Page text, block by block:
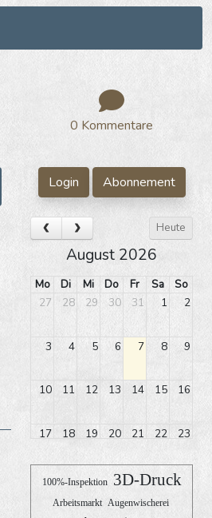
0 Kommentare
100%-Inspektion 3D-Druck
Arbeitsmarkt Augenwischerei
Login Abonnement
Heute
August 2026
Mo Di Mi Do Fr Sa
So
27
28 29 30 31 1 2
3 4 5 6 7 8 9
10 11 12 13 14 15 16
17 18 19 20 21 22 23
24 25 26 27 28 29 30